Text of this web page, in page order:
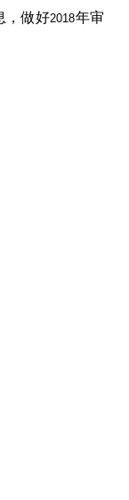
，做好2018年审